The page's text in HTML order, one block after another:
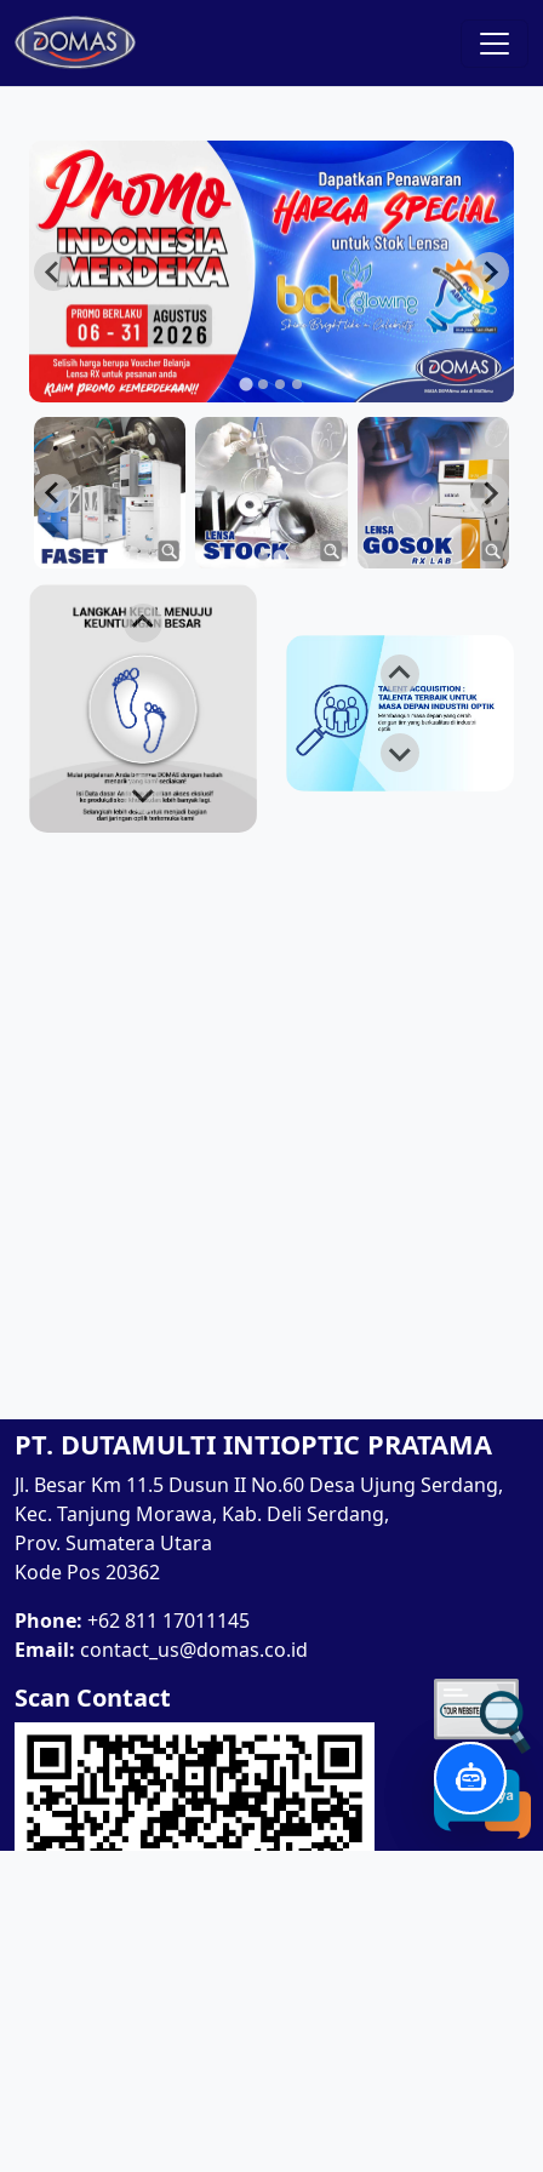
PT. DUTAMULTI INTIOPTIC PRATAMA
Jl. Besar Km 11.5 Dusun II No.60 Desa Ujung Serdang,
Kec. Tanjung Morawa, Kab. Deli Serdang,
Prov. Sumatera Utara
Kode Pos 20362
Phone: +62 811 17011145
Email: contact_us@domas.co.id
Scan Contact